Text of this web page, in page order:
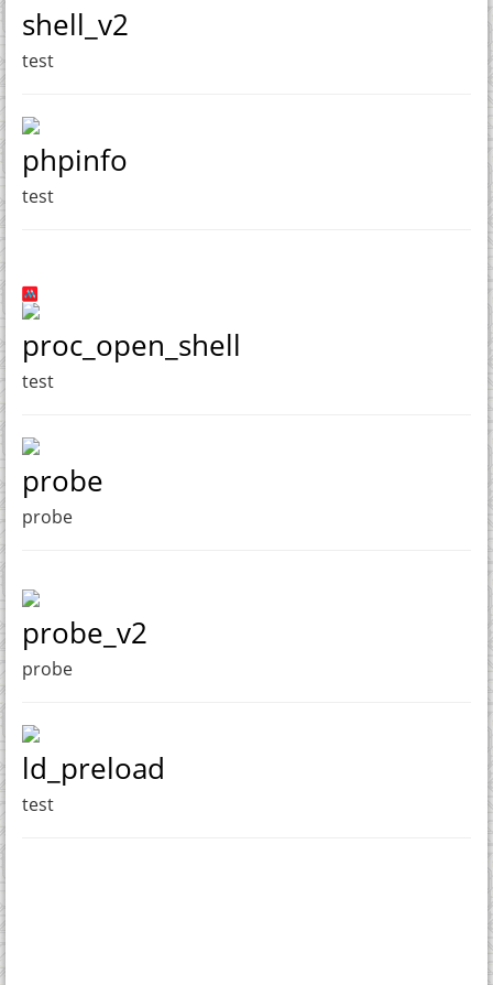
shell_v2
test
phpinfo
test
proc_open_shell
test
probe
probe
probe_v2
probe
ld_preload
test